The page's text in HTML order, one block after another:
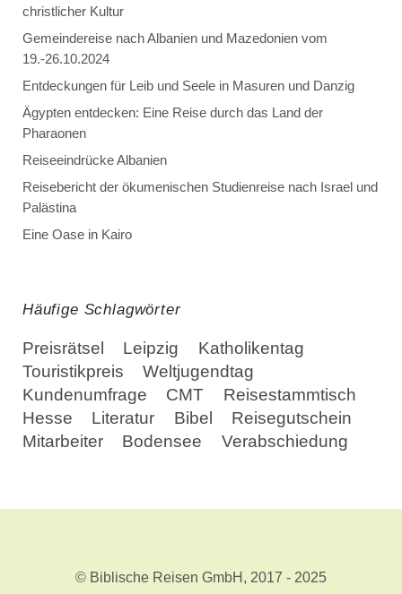
christlicher Kultur
Gemeindereise nach Albanien und Mazedonien vom
19.-26.10.2024
Entdeckungen für Leib und Seele in Masuren und Danzig
Ägypten entdecken: Eine Reise durch das Land der
Pharaonen
Reiseeindrücke Albanien
Reisebericht der ökumenischen Studienreise nach Israel und
Palästina
Eine Oase in Kairo
Häufige Schlagwörter
Preisrätsel Leipzig
Katholikentag
Touristikpreis
Weltjugendtag
Kundenumfrage
CMT
Reisestammtisch
Hesse
Literatur Bibel
Reisegutschein
Mitarbeiter
Bodensee Verabschiedung
© Biblische Reisen GmbH, 2017 - 2025